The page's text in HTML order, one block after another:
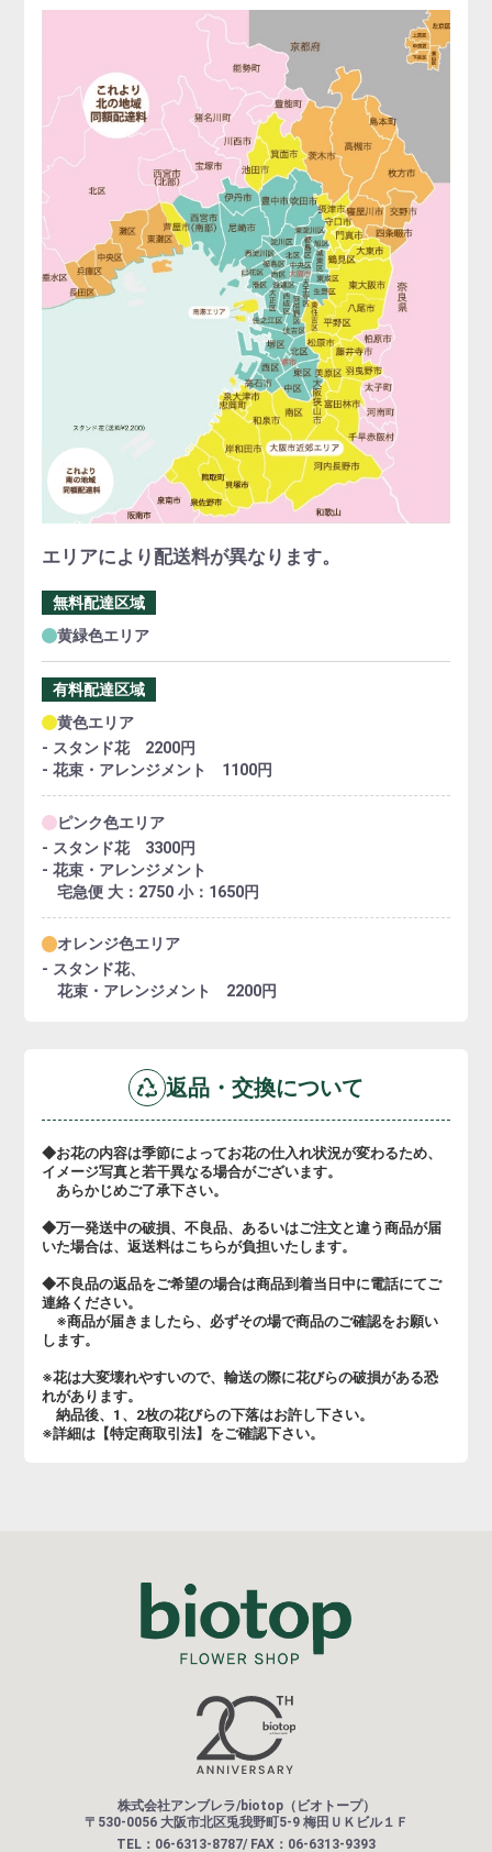
エリアにより配送料が異なります。
無料配達区域
黄緑色エリア
有料配達区域
黄色エリア
- スタンド花 2200円
- 花束・アレンジメント 1100円
ピンク色エリア
- スタンド花 3300円
- 花束・アレンジメント
宅急便 大：2750 小：1650円
オレンジ色エリア
- スタンド花、
花束・アレンジメント 2200円
返品・交換について
◆お花の内容は季節によってお花の仕入れ状況が変わるため、
イメージ写真と若干異なる場合がございます。
あらかじめご了承下さい。
◆万一発送中の破損、不良品、あるいはご注文と違う商品が届
いた場合は、返送料はこちらが負担いたします。
◆不良品の返品をご希望の場合は商品到着当日中に電話にてご
連絡ください。
※商品が届きましたら、必ずその場で商品のご確認をお願い
します。
※花は大変壊れやすいので、輸送の際に花びらの破損がある恐
れがあります。
納品後、1、2枚の花びらの下落はお許し下さい。
※詳細は【特定商取引法】をご確認下さい。
株式会社アンブレラ/biotop（ビオトープ）
〒530-0056 大阪市北区兎我野町5-9 梅田ＵＫビル１Ｆ
TEL：06-6313-8787/ FAX：06-6313-9393